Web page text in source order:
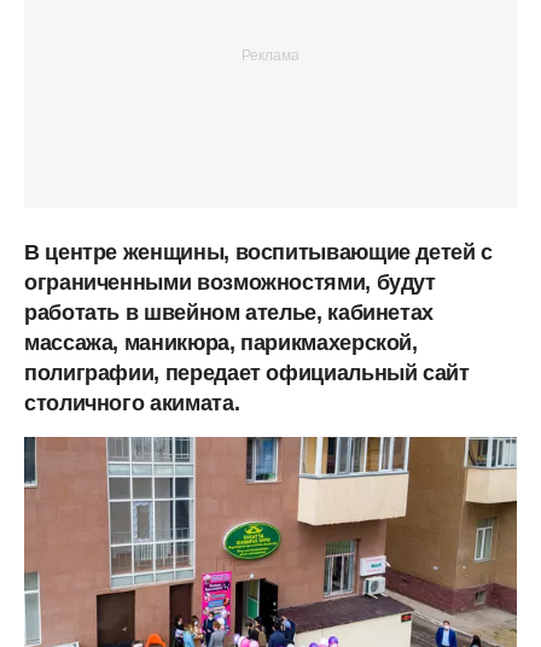
В центре женщины, воспитывающие детей с
ограниченными возможностями, будут
работать в швейном ателье, кабинетах
массажа, маникюра, парикмахерской,
полиграфии, передает официальный сайт
столичного акимата.